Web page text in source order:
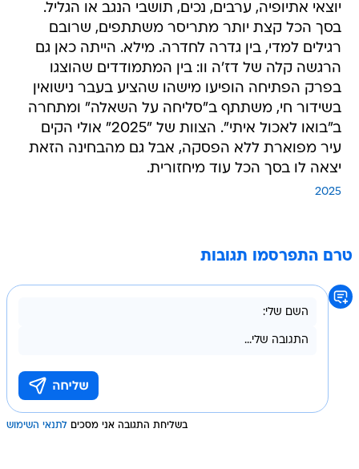
יוצאי אתיופיה, ערבים, נכים, תושבי הנגב או הגליל.
בסך הכל קצת יותר מתריסר משתתפים, שרובם
רגילים למדי, בין גדרה לחדרה. מילא. הייתה כאן גם
הרגשה קלה של דז'ה וו: בין המתמודדים שהוצגו
בפרק הפתיחה הופיעו מישהו שהציע בעבר נישואין
בשידור חי, משתתף ב"סליחה על השאלה" ומתחרה
ב"בואו לאכול איתי". הצוות של "2025" אולי הקים
עיר מפוארת ללא הפסקה, אבל גם מהבחינה הזאת
יצאה לו בסך הכל עוד מיחזורית.
2025
טרם התפרסמו תגובות
בשליחת התגובה אני מסכים לתנאי השימוש